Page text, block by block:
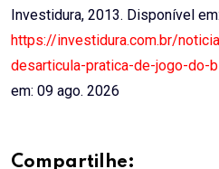
Investidura, 2013. Disponível em:
https://investidura.com.br/
desarticula-pratica-de-jogo-do-
em: 09 ago. 2026
Compartilhe: